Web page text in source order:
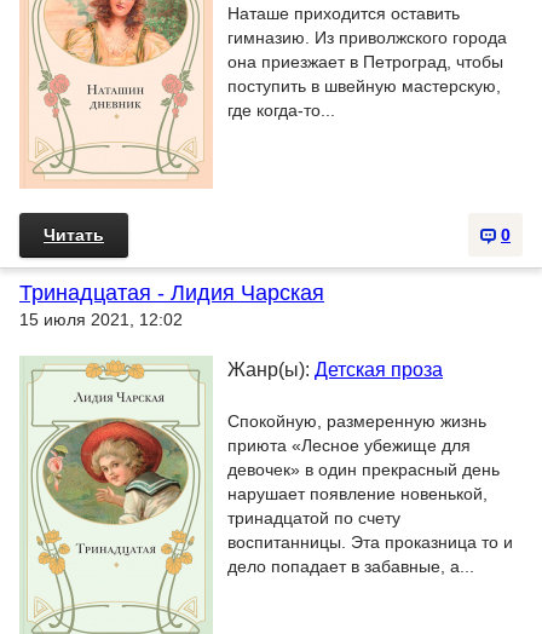
Наташе приходится оставить
гимназию. Из приволжского города
она приезжает в Петроград, чтобы
поступить в швейную мастерскую,
где когда-то...
0
Читать
Тринадцатая - Лидия Чарская
15 июля 2021, 12:02
Жанр(ы): Детская проза
Спокойную, размеренную жизнь
приюта «Лесное убежище для
девочек» в один прекрасный день
нарушает появление новенькой,
тринадцатой по счету
воспитанницы. Эта проказница то и
дело попадает в забавные, а...